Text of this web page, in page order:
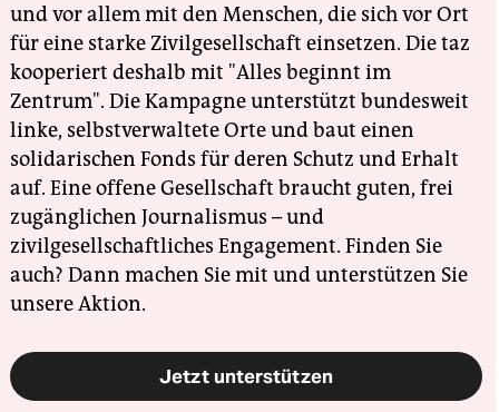
und vor allem mit den Menschen, die sich vor Ort
für eine starke Zivilgesellschaft einsetzen. Die taz
kooperiert deshalb mit "Alles beginnt im
Zentrum". Die Kampagne unterstützt bundesweit
linke, selbstverwaltete Orte und baut einen
solidarischen Fonds für deren Schutz und Erhalt
auf. Eine offene Gesellschaft braucht guten, frei
zugänglichen Journalismus – und
zivilgesellschaftliches Engagement. Finden Sie
auch? Dann machen Sie mit und unterstützen Sie
unsere Aktion.
Jetzt unterstützen